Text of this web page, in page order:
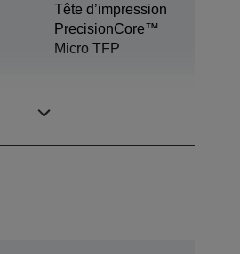
Tête d’impression
PrecisionCore™
Micro TFP